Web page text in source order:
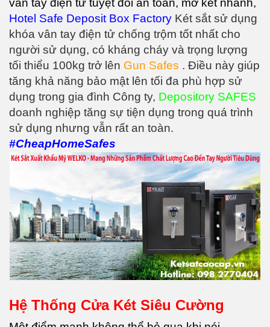
vân tay điện tử tuyệt đối an toàn, mở két nhanh,
Hotel Safe Deposit Box Factory Két sắt sử dụng
khóa vân tay điện tử chống trộm tốt nhất cho
người sử dụng, có kháng cháy và trọng lượng
tối thiểu 100kg trở lên Gun Safes . Điều này giúp
tăng khả năng bảo mật lên tối đa phù hợp sử
dụng trong gia đình Công ty, Depository SAFES
doanh nghiệp tăng sự tiện dụng trong quá trình
sử dụng nhưng vẫn rất an toàn.
#CheapHomeSafes
Hệ Thống Cửa Két Siêu Cường